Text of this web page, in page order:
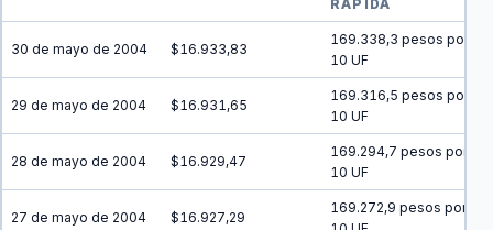
RÁPIDA
30 de mayo de 2004 $16.933,83
169.338,3 pesos por
10 UF
29 de mayo de 2004 $16.931,65
169.316,5 pesos por
10 UF
28 de mayo de 2004 $16.929,47
169.294,7 pesos por
10 UF
27 de mayo de 2004 $16.927,29
169.272,9 pesos por